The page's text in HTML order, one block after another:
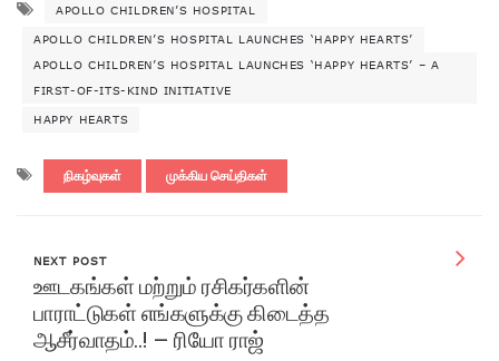
APOLLO CHILDREN’S HOSPITAL
APOLLO CHILDREN’S HOSPITAL LAUNCHES ‘HAPPY HEARTS’
APOLLO CHILDREN’S HOSPITAL LAUNCHES ‘HAPPY HEARTS’ – A
FIRST-OF-ITS-KIND INITIATIVE
HAPPY HEARTS
நிகழ்வுகள் முக்கிய செய்திகள்
NEXT POST
ஊடகங்கள் மற்றும் ரசிகர்களின்
பாராட்டுகள் எங்களுக்கு கிடைத்த
ஆசீர்வாதம்..! – ரியோ ராஜ்